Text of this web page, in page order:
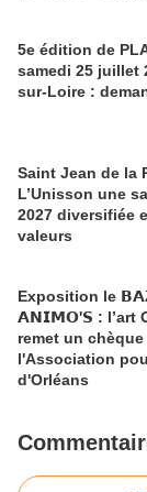
5e édition de
samedi 25 juillet
sur-Loire :
Saint Jean de la
L’Unisson une
2027 diversifiée
valeurs
Exposition le
𝗔𝗡𝗜𝗠𝗢'𝗦 : l’art
remet un chèque
l'Association
d'Orléans